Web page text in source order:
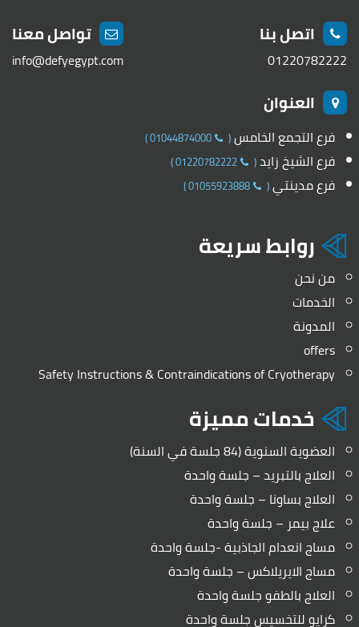
اتصل بنا
01220782222
تواصل معنا
info@defyegypt.com
العنوان
فرع التجمع الخامس(
01044874000
)
فرع الشيخ زايد(
01220782222
)
فرع مدينتي(
01055923888
)
روابط سريعة
من نحن
الخدمات
المدونة
offers
Safety Instructions & Contraindications of Cryotherapy
خدمات مميزة
العضوية السنوية (84 جلسة في السنة)
العلاج بالتبريد – جلسة واحدة
العلاج بساونا – جلسة واحدة
علاج بيمر – جلسة واحدة
مساج انعدام الجاذبية -جلسة واحدة
مساج الايريلاكس – جلسة واحدة
العلاج بالطفو جلسة واحدة
كرايو للتخسيس جلسة واحدة